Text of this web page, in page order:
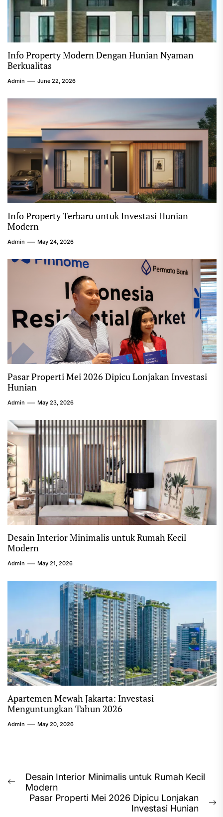
Info Property Modern Dengan Hunian Nyaman
Berkualitas
Admin June 22, 2026
Info Property Terbaru untuk Investasi Hunian
Modern
Admin May 24, 2026
Pasar Properti Mei 2026 Dipicu Lonjakan Investasi
Hunian
Admin May 23, 2026
Desain Interior Minimalis untuk Rumah Kecil
Modern
Admin May 21, 2026
Apartemen Mewah Jakarta: Investasi
Menguntungkan Tahun 2026
Admin May 20, 2026
Post
navigation
Previous
Desain Interior Minimalis untuk Rumah Kecil
Modern
Pasar Properti Mei 2026 Dipicu Lonjakan
Investasi Hunian